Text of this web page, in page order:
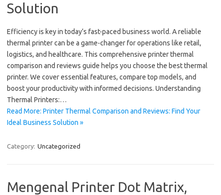
Solution
Efficiency is key in today’s fast-paced business world. A reliable
thermal printer can be a game-changer for operations like retail,
logistics, and healthcare. This comprehensive printer thermal
comparison and reviews guide helps you choose the best thermal
printer. We cover essential features, compare top models, and
boost your productivity with informed decisions. Understanding
Thermal Printers:…
Read More: Printer Thermal Comparison and Reviews: Find Your
Ideal Business Solution »
Category: Uncategorized
Mengenal Printer Dot Matrix,